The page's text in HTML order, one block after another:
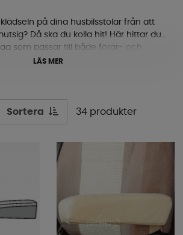
på dina husbilsstolar från att
Då ska du kolla hit! Här hittar du
som passar till både förar- och
i din husbil. Vi erbjuder överdrag i olika
stolöverdrag till Fiat Ducato, en gjord
bara överdrag till armstöden så har vi
produkterna för dig!
LÄS MER
Sortera 34 produkter